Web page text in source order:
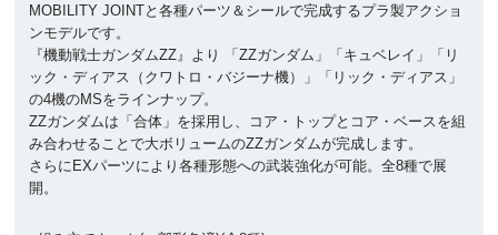
MOBILITY JOINTと各種パーツ＆シールで完成するプラ製アクショ
ンモデルです。
『機動戦士ガンダムΖΖ』より 「ZZガンダム」「キュベレイ」「リ
ック・ディアス（クワトロ・バジーナ機）」「リック・ディアス」
の4機のMSをラインナップ。
ZZガンダムは「合体」を採用し、コア・トップとコア・ベースを組
み合わせることで大ボリュームのZZガンダムが完成します。
さらにEXパーツにより各種形態への武装強化が可能。全8種で展
開。